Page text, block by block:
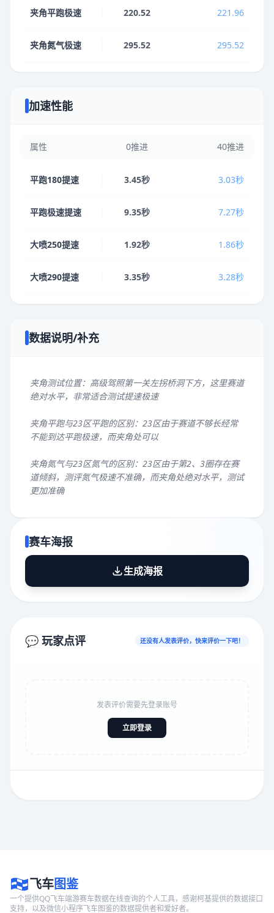
夹角平跑极速 220.52 221.96
夹角氮气极速 295.52 295.52
加速性能
属性 0推进 40推进
平跑180提速 3.45秒 3.03秒
平跑极速提速 9.35秒 7.27秒
大喷250提速 1.92秒 1.86秒
大喷290提速 3.35秒 3.28秒
数据说明/补充
夹角测试位置：高级驾照第一关左拐桥洞下方，这里赛道
绝对水平，非常适合测试提速极速
夹角平跑与23区平跑的区别：23区由于赛道不够长经常
不能到达平跑极速，而夹角处可以
夹角氮气与23区氮气的区别：23区由于第2、3圈存在赛
道倾斜，测评氮气极速不准确，而夹角处绝对水平，测试
更加准确
赛车海报
生成海报
💬 玩家点评 还没有人发表评价，快来评价一下吧！
发表评价需要先登录账号
立即登录
飞车图鉴
一个提供QQ飞车端游赛车数据在线查询的个人工具，感谢柯基提供的数据接口
支持，以及微信小程序飞车图鉴的数据提供者和爱好者。